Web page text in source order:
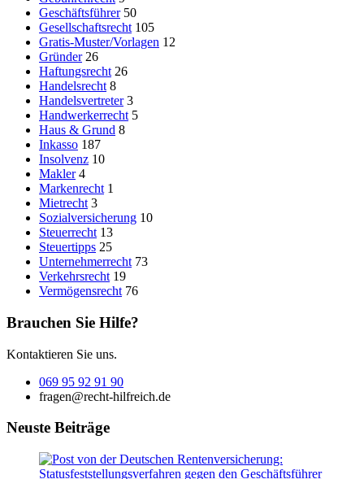
Geschäftsführer 50
Gesellschaftsrecht 105
Gratis-Muster/Vorlagen 12
Gründer 26
Haftungsrecht 26
Handelsrecht 8
Handelsvertreter 3
Handwerkerrecht 5
Haus & Grund 8
Inkasso 187
Insolvenz 10
Makler 4
Markenrecht 1
Mietrecht 3
Sozialversicherung 10
Steuerrecht 13
Steuertipps 25
Unternehmerrecht 73
Verkehrsrecht 19
Vermögensrecht 76
Brauchen Sie Hilfe?
Kontaktieren Sie uns.
069 95 92 91 90
fragen@recht-hilfreich.de
Neuste Beiträge